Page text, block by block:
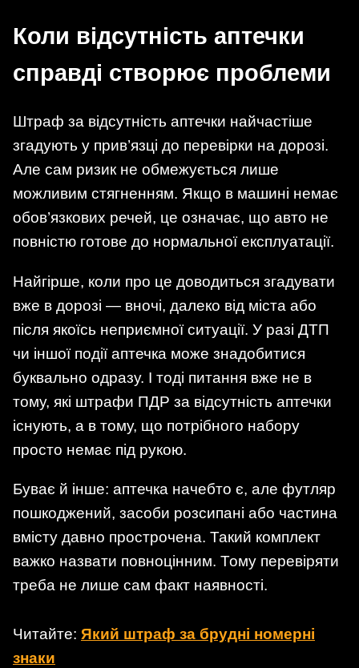
Коли відсутність аптечки
справді створює проблеми
Штраф за відсутність аптечки найчастіше
згадують у прив’язці до перевірки на дорозі.
Але сам ризик не обмежується лише
можливим стягненням. Якщо в машині немає
обов’язкових речей, це означає, що авто не
повністю готове до нормальної експлуатації.
Найгірше, коли про це доводиться згадувати
вже в дорозі — вночі, далеко від міста або
після якоїсь неприємної ситуації. У разі ДТП
чи іншої події аптечка може знадобитися
буквально одразу. І тоді питання вже не в
тому, які штрафи ПДР за відсутність аптечки
існують, а в тому, що потрібного набору
просто немає під рукою.
Буває й інше: аптечка начебто є, але футляр
пошкоджений, засоби розсипані або частина
вмісту давно прострочена. Такий комплект
важко назвати повноцінним. Тому перевіряти
треба не лише сам факт наявності.
Читайте: Який штраф за брудні номерні
знаки